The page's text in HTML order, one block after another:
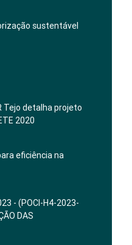
sustentável
Tejo detalha projeto
2020
eficiência na
- (POCI-H4-2023-
DAS